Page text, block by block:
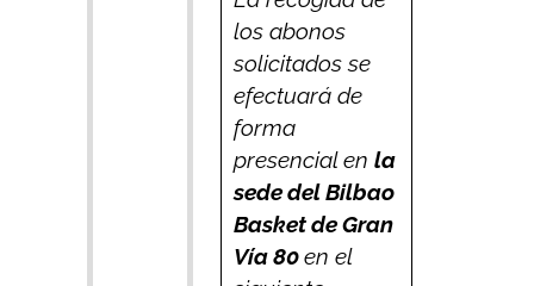
los abonos
solicitados se
efectuará de
forma
presencial en la
sede del Bilbao
Basket de Gran
Vía 80en el